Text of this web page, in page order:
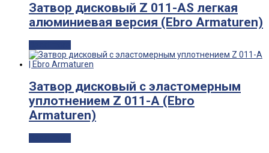
Затвор дисковый Z 011-AS легкая
алюминиевая версия (Ebro Armaturen)
Затвор дисковый с эластомерным
уплотнением Z 011-A (Ebro
Armaturen)